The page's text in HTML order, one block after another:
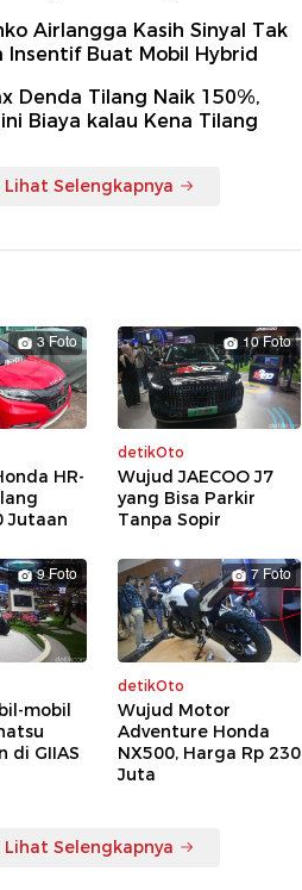
Airlangga Kasih Sinyal Tak
Insentif Buat Mobil Hybrid
Denda Tilang Naik 150%,
Biaya kalau Kena Tilang
Lihat Selengkapnya
3 Foto
HR-
Jutaan
10 Foto
detikOto
Wujud JAECOO J7
yang Bisa Parkir
Tanpa Sopir
9 Foto
mobil
di GIIAS
7 Foto
detikOto
Wujud Motor
Adventure Honda
NX500, Harga Rp 230
Juta
Lihat Selengkapnya